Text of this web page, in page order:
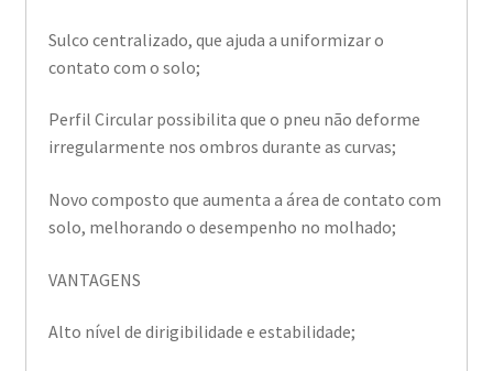
Sulco centralizado, que ajuda a uniformizar o
contato com o solo;
Perfil Circular possibilita que o pneu não deforme
irregularmente nos ombros durante as curvas;
Novo composto que aumenta a área de contato com
solo, melhorando o desempenho no molhado;
VANTAGENS
Alto nível de dirigibilidade e estabilidade;